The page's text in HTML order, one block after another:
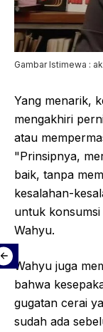
Gambar Istimewa :
Yang menarik,
mengakhiri
atau
"Prinsipnya,
baik, tanpa
kesalahan-
untuk konsumsi
Wahyu.
Wahyu juga
bahwa
gugatan cerai
sudah ada